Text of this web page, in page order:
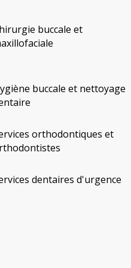
buccale et
buccale et nettoyage
orthodontiques et
dentaires d'urgence